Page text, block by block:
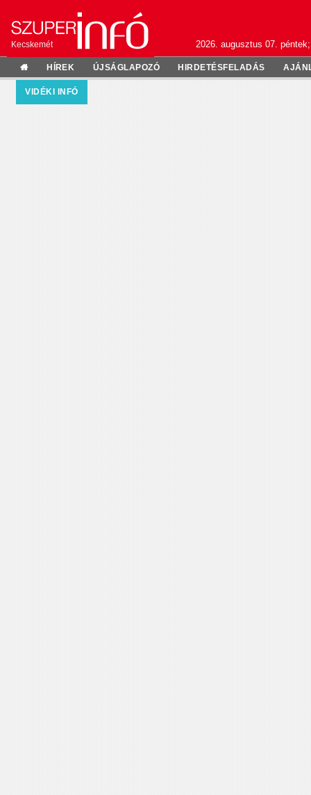
Kecskemét 2026. augusztus 07.
HÍREK ÚJSÁGLAPOZÓ HIRDETÉSFELADÁS
VIDÉKI INFÓ